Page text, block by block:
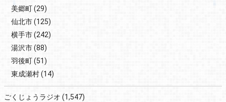
美郷町(29)
仙北市(125)
横手市(242)
湯沢市(88)
羽後町(51)
東成瀬村(14)
ごくじょうラジオ (1,547)